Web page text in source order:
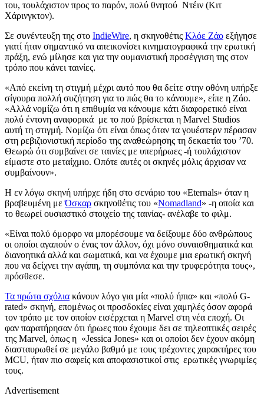
του, τουλάχιστον προς το παρόν, πολύ θνητού Ντέιν (Κιτ
Χάρινγκτον).
Σε συνέντευξη της στο IndieWire, η σκηνοθέτις Κλόε Ζάο εξήγησε
γιατί ήταν σημαντικό να απεικονίσει κινηματογραφικά την ερωτική
πράξη, ενώ μίλησε και για την ουμανιστική προσέγγιση της στον
τρόπο που κάνει ταινίες.
«Από εκείνη τη στιγμή μέχρι αυτό που θα δείτε στην οθόνη υπήρξε
σίγουρα πολλή συζήτηση για το πώς θα το κάνουμε», είπε η Ζάο.
«Αλλά νομίζω ότι η επιθυμία να κάνουμε κάτι διαφορετικό είναι
πολύ έντονη αναφορικά με το πού βρίσκεται η Marvel Studios
αυτή τη στιγμή. Νομίζω ότι είναι όπως όταν τα γουέστερν πέρασαν
στη ρεβιζιονιστική περίοδο της αναθεώρησης τη δεκαετία του ’70.
Θεωρώ ότι συμβαίνει σε ταινίες με υπερήρωες -ή τουλάχιστον
είμαστε στο μεταίχμιο. Οπότε αυτές οι σκηνές μόλις άρχισαν να
συμβαίνουν».
Η εν λόγω σκηνή υπήρχε ήδη στο σενάριο του «Eternals» όταν η
βραβευμένη μεΌσκαρ σκηνοθέτις του «Nomadland» -η οποία και
το θεωρεί ουσιαστικό στοιχείο της ταινίας- ανέλαβε το φιλμ.
«Είναι πολύ όμορφο να μπορέσουμε να δείξουμε δύο ανθρώπους
οι οποίοι αγαπούν ο ένας τον άλλον, όχι μόνο συναισθηματικά και
διανοητικά αλλά και σωματικά, και να έχουμε μια ερωτική σκηνή
που να δείχνει την αγάπη, τη συμπόνια και την τρυφερότητα τους»,
πρόσθεσε.
Τα πρώτα σχόλια κάνουν λόγο για μία «πολύ ήπια» και «πολύ G-
rated» σκηνή, επομένως οι προσδοκίες είναι χαμηλές όσον αφορά
τον τρόπο με τον οποίον εισέρχεται η Marvel στη νέα εποχή. Οι
φαν παρατήρησαν ότι ήρωες που έχουμε δει σε τηλεοπτικές σειρές
της Marvel, όπως η «Jessica Jones» και οι οποίοι δεν έχουν ακόμη
διασταυρωθεί σε μεγάλο βαθμό με τους τρέχοντες χαρακτήρες του
MCU, ήταν πιο σαφείς και αποφασιστικοί στις ερωτικές γνωριμίες
τους.
Advertisement